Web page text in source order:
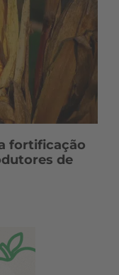
fortificação
de